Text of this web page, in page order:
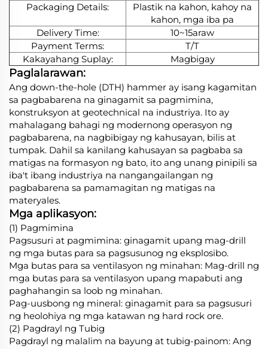
Packaging Details:
Plastik na kahon, kahoy na
kahon, mga iba pa
Delivery Time:
10~15araw
Payment Terms:
T/T
Kakayahang Suplay:
Magbigay
Paglalarawan:
Ang down-the-hole (DTH) hammer ay isang kagamitan
sa pagbabarena na ginagamit sa pagmimina,
konstruksyon at geotechnical na industriya. Ito ay
mahalagang bahagi ng modernong operasyon ng
pagbabarena, na nagbibigay ng kahusayan, bilis at
tumpak. Dahil sa kanilang kahusayan sa pagbaba sa
matigas na formasyon ng bato, ito ang unang pinipili sa
iba't ibang industriya na nangangailangan ng
pagbabarena sa pamamagitan ng matigas na
materyales.
Mga aplikasyon:
(1) Pagmimina
Pagsusuri at pagmimina: ginagamit upang mag-drill
ng mga butas para sa pagsusunog ng eksplosibo.
Mga butas para sa ventilasyon ng minahan: Mag-drill ng
mga butas para sa ventilasyon upang mapabuti ang
paghahangin sa loob ng minahan.
Pag-uusbong ng mineral: ginagamit para sa pagsusuri
ng heolohiya ng mga katawan ng hard rock ore.
(2) Pagdrayl ng Tubig
Pagdrayl ng malalim na bayung at tubig-painom: Ang